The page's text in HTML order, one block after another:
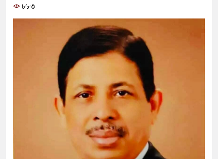
৮৮৩